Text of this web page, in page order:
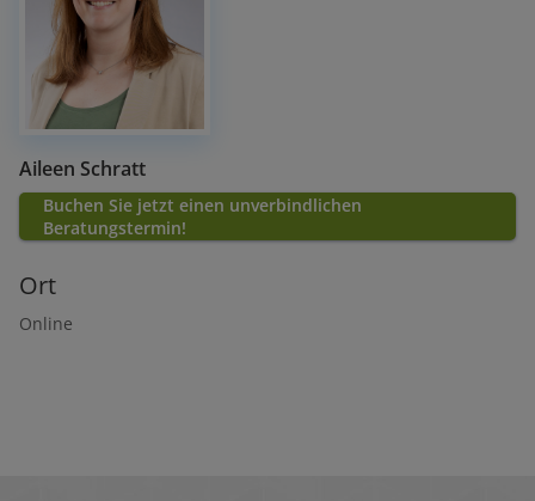
Aileen Schratt
Buchen Sie jetzt einen unverbindlichen
Beratungstermin!
Ort
Online